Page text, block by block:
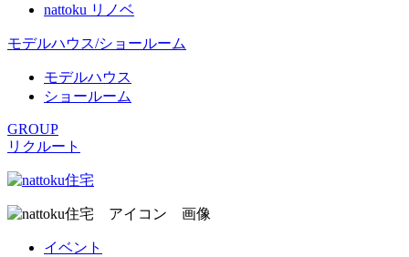
nattoku リノベ
モデルハウス/ショールーム
モデルハウス
ショールーム
GROUP
リクルート
イベント